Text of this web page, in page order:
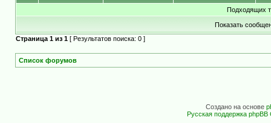
Подходящих
Показать
Страница 1 из 1 [ Результатов поиска: 0 ]
Список форумов
Создано на основе
Русская поддержка phpBB